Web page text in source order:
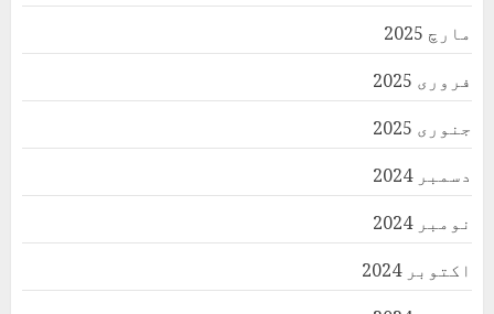
مارچ 2025
فروری 2025
جنوری 2025
دسمبر 2024
نومبر 2024
اکتوبر 2024